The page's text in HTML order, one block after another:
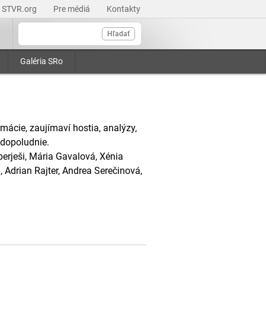
STVR.org Pre médiá Kontakty
Hľadať
Galéria SRo
zaujímaví hostia, analýzy,
Mária Gavalová, Xénia
Rajter, Andrea Serečinová,